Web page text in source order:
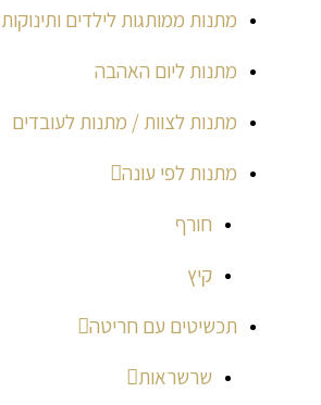
מתנות ממותגות לילדים ותינוקות
מתנות ליום האהבה
מתנות לצוות / מתנות לעובדים
מתנות לפי עונה
חורף
קיץ
תכשיטים עם חריטה
שרשראות